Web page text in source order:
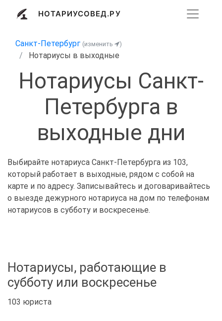
НОТАРИУСОВЕД.РУ
Санкт-Петербург (изменить )
Нотариусы в выходные
Нотариусы Санкт-
Петербурга в
выходные дни
Выбирайте нотариуса Санкт-Петербурга из 103,
который работает в выходные, рядом с собой на
карте и по адресу. Записывайтесь и договаривайтесь
о выезде дежурного нотариуса на дом по телефонам
нотариусов в субботу и воскресенье.
Нотариусы, работающие в
субботу или воскресенье
103 юриста